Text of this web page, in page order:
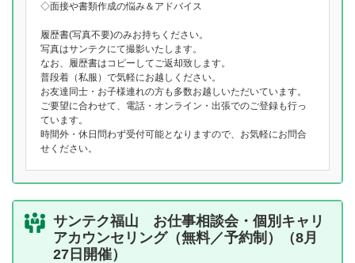
◇面接や書類作成の悩み＆アドバイス
履歴書(写真不要)のみお持ちください。
写真はサンテクにて撮影いたします。
なお、履歴書はコピーしてご返却致します。
普段着（私服）で気軽にお越しください。
お友達同士・お子様連れの方も多数お越しいただいています。
ご要望に合わせて、電話・オンライン・出張でのご登録も行っ
ています。
時間外・休日問わず受付可能となりますので、お気軽にお問合
せください。
サンテク福山 お仕事相談会・個別キャリ
アカウンセリング（無料／予約制）（8月
27日開催）